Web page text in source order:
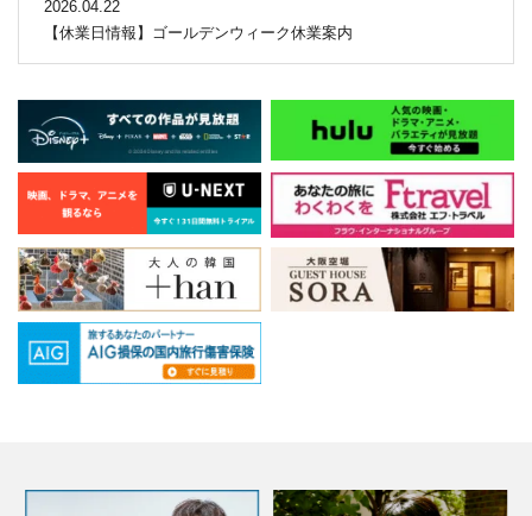
2026.04.22
【休業日情報】ゴールデンウィーク休業案内